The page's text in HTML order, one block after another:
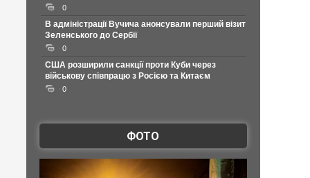
0
В адміністрації Вучича анонсували перший візит
Зеленського до Сербії
0
США розширили санкції проти Куби через
військову співпрацю з Росією та Китаєм
0
ФОТО